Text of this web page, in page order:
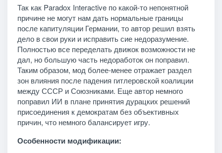
Так как Paradox Interactive по какой-то непонятной
причине не могут нам дать нормальные границы
после капитуляции Германии, то автор решил взять
дело в свои руки и исправить сие недоразумение.
Полностью все переделать движок возможности не
дал, но большую часть недоработок он поправил.
Таким образом, мод более-менее отражает раздел
зон влияния после падения гитлеровской коалиции
между СССР и Союзниками. Еще автор немного
поправил ИИ в плане принятия дурацких решений
присоединения к демократам без объективных
причин, что немного балансирует игру.
Особенности модификации: